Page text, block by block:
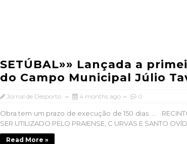
SETÚBAL»» Lançada a
do Campo Municipal Júlio
Jornal de Desporto 4 months ago 0
Obra tem um prazo de execução de 150 dias ...
SER UTILIZADO PELO PRAIENSE, C URVAS E SANTO
Read More »